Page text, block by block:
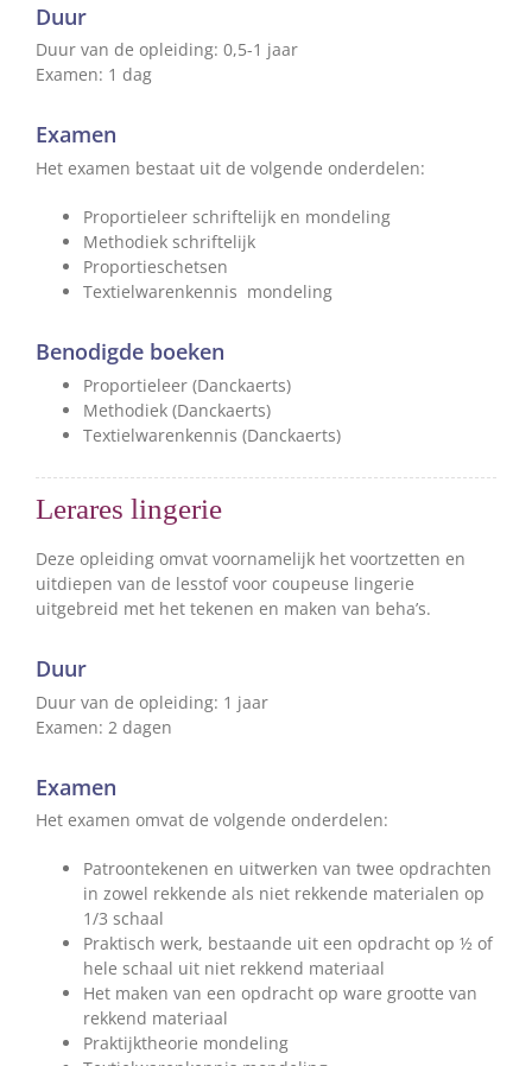
Duur
Duur van de opleiding: 0,5-1 jaar
Examen: 1 dag
Examen
Het examen bestaat uit de volgende onderdelen:
Proportieleer schriftelijk en mondeling
Methodiek schriftelijk
Proportieschetsen
Textielwarenkennis mondeling
Benodigde boeken
Proportieleer (Danckaerts)
Methodiek (Danckaerts)
Textielwarenkennis (Danckaerts)
Lerares lingerie
Deze opleiding omvat voornamelijk het voortzetten en
uitdiepen van de lesstof voor coupeuse lingerie
uitgebreid met het tekenen en maken van beha’s.
Duur
Duur van de opleiding: 1 jaar
Examen: 2 dagen
Examen
Het examen omvat de volgende onderdelen:
Patroontekenen en uitwerken van twee opdrachten
in zowel rekkende als niet rekkende materialen op
1/3 schaal
Praktisch werk, bestaande uit een opdracht op ½ of
hele schaal uit niet rekkend materiaal
Het maken van een opdracht op ware grootte van
rekkend materiaal
Praktijktheorie mondeling